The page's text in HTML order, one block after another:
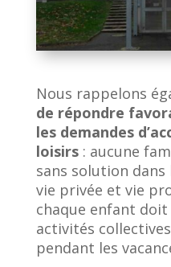
Nous rappelons
de répondre
les demandes
loisirs: aucune
sans solution
vie privée et vie
chaque enfant
activités
pendant les